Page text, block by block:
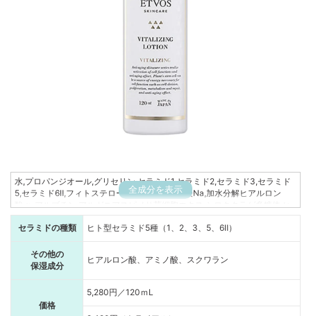
全成分を表示
水,プロパンジオール,グリセリン,セラミド1,セラミド2,セラミド3,セラミド
5,セラミド6Ⅱ,フィトステロールズ,ヒアルロン酸Na,加水分解ヒアルロン
ドロキシプロリン,ポリクオタニウム-51,イソマルト,PCA-Na,セリン,グリシ
ン,グルタミン酸,アラニン,アルギニン,トレオニン,プロリン,タウリン,ロイシ
ンHCl,ヒスチジンHCl,イノシン酸2Na,グアニル酸2Na,アラントイン,ザクロ
果皮エキス,ダイズ種子エキス,ナットウガム,クインスシードエキス,スクワ
ム,クエン酸,(アクリル酸ヒドロキシエチル/アクリロイルジメチルタウリン
Na)コポリマー,レシチン,水添レシチン,ノバラ油,ローズウッド木油,ニオイ
テンジクアオイ油,エチルヘキシルグリセリン,フェノキシエタノール
セラミドの種類 ヒト型セラミド5種（1、2、3、5、6Ⅱ）
その他の
保湿成分
ヒアルロン酸、アミノ酸、スクワラン
価格
5,280円／120ｍL